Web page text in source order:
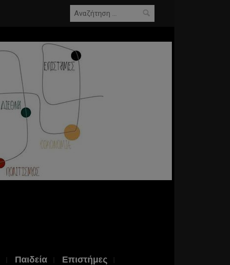
Αναζήτηση
για:
Παιδεία Επιστήμες